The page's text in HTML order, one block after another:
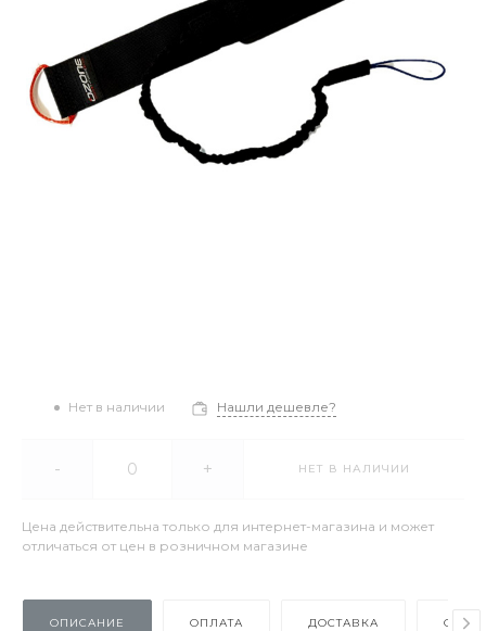
Нет в наличии Нашли дешевле?
- + НЕТ В НАЛИЧИИ
Цена действительна только для интернет-магазина и может
отличаться от цен в розничном магазине
ОПИСАНИЕ ОПЛАТА ДОСТАВКА